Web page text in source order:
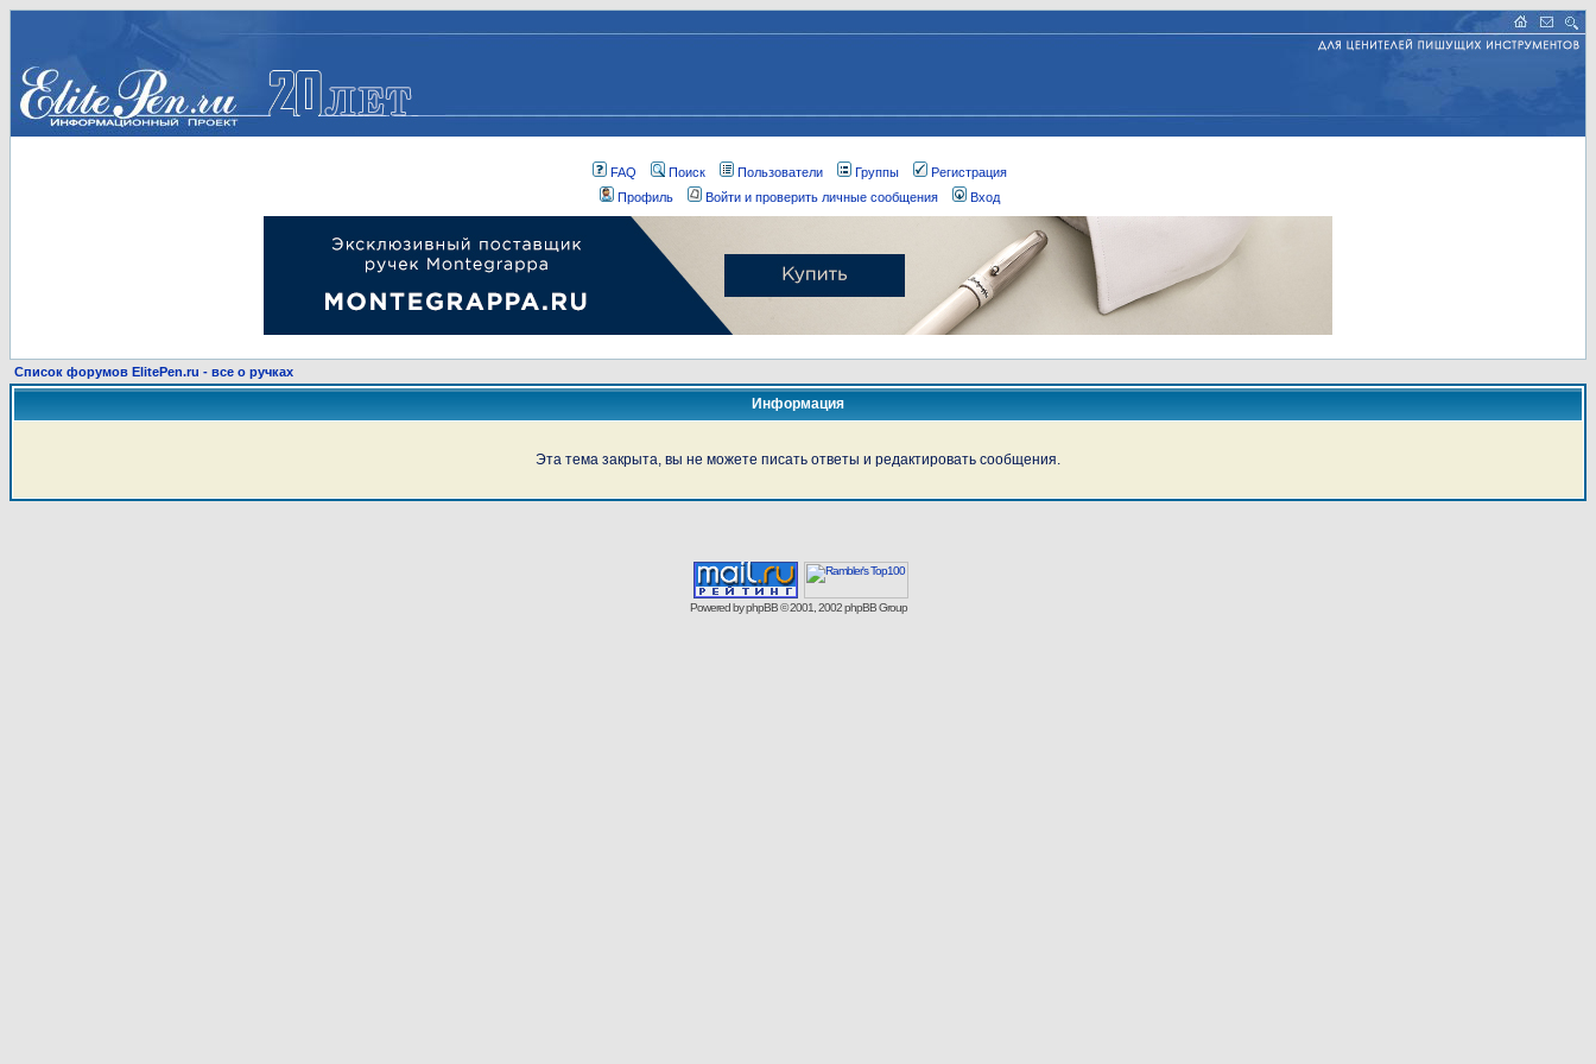
FAQ Поиск Пользователи Группы
Регистрация
Профиль
Войти и проверить личные сообщения Вход
Список форумов ElitePen.ru - все о ручках
Информация
Эта тема закрыта, вы не можете писать ответы и редактировать сообщения.
Powered byphpBB© 2001, 2002 phpBB Group